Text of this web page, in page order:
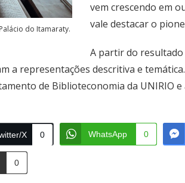
do Itamaraty.
vem crescendo em
vale destacar o
A partir do
a representações descritiva e
de Biblioteconomia da UNIRIO e
X 0 WhatsApp 0
0